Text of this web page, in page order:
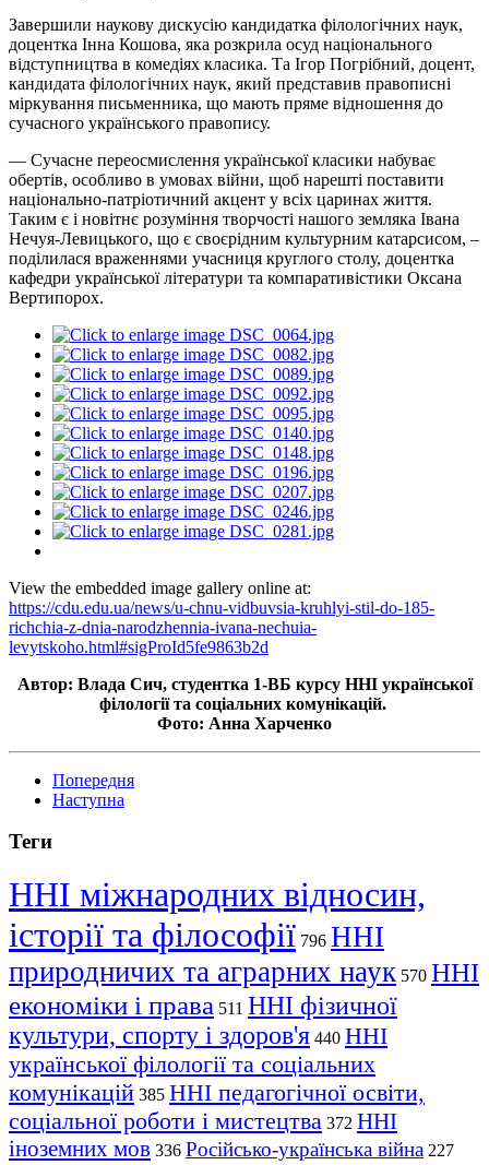
Завершили наукову дискусію кандидатка філологічних наук,
доцентка Інна Кошова, яка розкрила осуд національного
відступництва в комедіях класика. Та Ігор Погрібний, доцент,
кандидата філологічних наук, який представив правописні
міркування письменника, що мають пряме відношення до
сучасного українського правопису.
— Сучасне переосмислення української класики набуває
обертів, особливо в умовах війни, щоб нарешті поставити
національно-патріотичний акцент у всіх царинах життя.
Таким є і новітнє розуміння творчості нашого земляка Івана
Нечуя-Левицького, що є своєрідним культурним катарсисом, –
поділилася враженнями учасниця круглого столу, доцентка
кафедри української літератури та компаративістики Оксана
Вертипорох.
View the embedded image gallery online at:
https://cdu.edu.ua/news/u-chnu-vidbuvsia-kruhlyi-stil-do-185-
richchia-z-dnia-narodzhennia-ivana-nechuia-
levytskoho.html#sigProId5fe9863b2d
Автор: Влада Сич, студентка 1-ВБ курсу ННІ української
філології та соціальних комунікацій.
Фото: Анна Харченко
Попередня
Наступна
Теги
ННІ міжнародних відносин,
історії та філософії 796 ННІ
природничих та аграрних наук 570 ННІ
економіки і права 511 ННІ фізичної
культури, спорту і здоров'я 440 ННІ
української філології та соціальних
комунікацій 385 ННІ педагогічної освіти,
соціальної роботи і мистецтва 372 ННІ
іноземних мов 336 Російсько-українська війна 227